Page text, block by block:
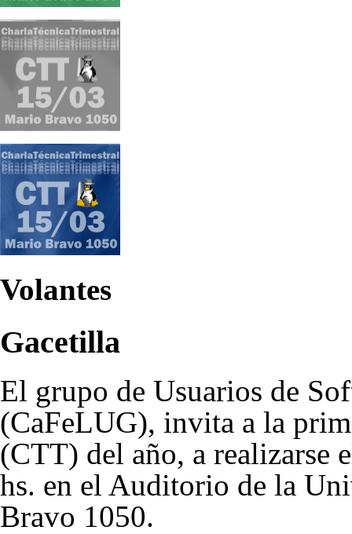
Volantes
Gacetilla
El grupo de Usuarios de
(CaFeLUG), invita a la
(CTT) del año, a realizarse
hs. en el Auditorio de la
Bravo 1050.